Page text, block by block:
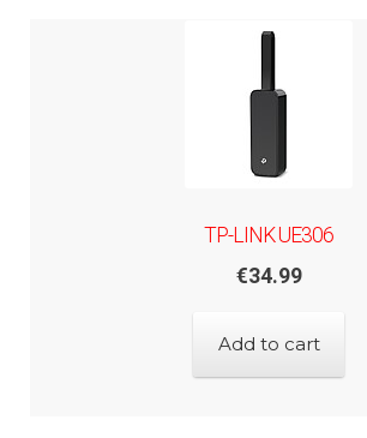
TP-LINK UE306
€34.99
Add to cart